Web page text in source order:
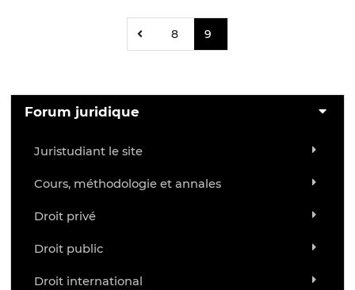
8 9
Forum juridique
Juristudiant le site
Cours, méthodologie et annales
Droit privé
Droit public
Droit international